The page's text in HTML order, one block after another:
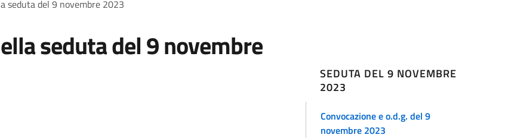
seduta del 9 novembre 2023
seduta del 9 novembre
SEDUTA DEL 9 NOVEMBRE
2023
Convocazione e o.d.g. del 9
novembre 2023